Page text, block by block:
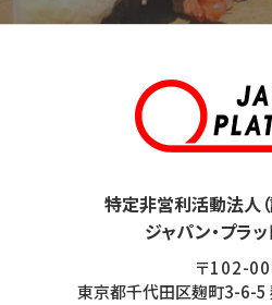
特定非営利活動法人（
ジャパン・プラ
〒102-
東京都千代田区麹町3-6-5